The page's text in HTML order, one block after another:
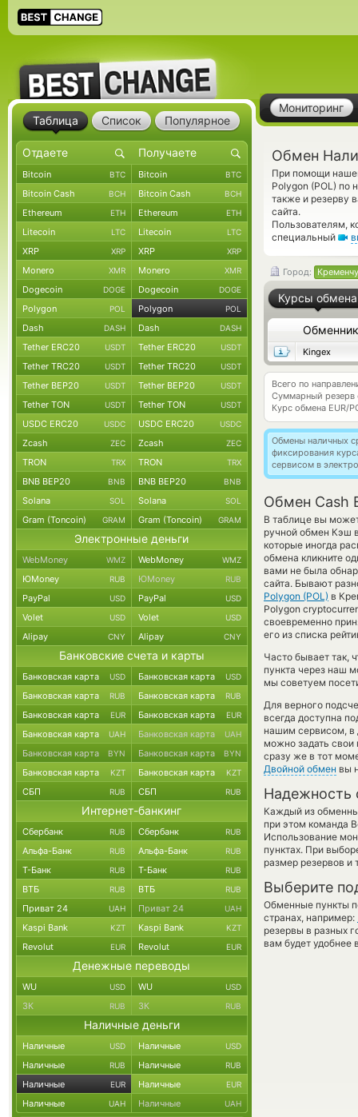
Мониторинг
Обмен
При помощи
Polygon (POL) по
также и резерву
сайта.
Пользователям,
специальный
Город:
Курсы обмена
Обменник
Kingex
Всего по
Суммарный резерв
Курс обмена EUR/
Обмены наличных
фиксирования
сервисом в
Обмен Cash
В таблице вы
ручной обмен Кэш
которые иногда
обмена кликните
вами не была
сайта. Бывают
Polygon (POL) в
Polygon
своевременно
его из списка
Часто бывает так,
пункта через наш
мы советуем
Для верного
всегда доступна
нашим сервисом, в
можно задать
сразу же в тот
Двойной обмен вы
Надежность
Каждый из
при этом команда
Использование
пунктах. При
размер резервов и
Выберите
Обменные пункты
странах, например:
резервы в разных
вам будет удобнее
Таблица Список Популярное
Bitcoin BTC Bitcoin BTC
Bitcoin Cash BCH Bitcoin Cash BCH
Ethereum ETH Ethereum ETH
Litecoin LTC Litecoin LTC
XRP XRP XRP XRP
Monero XMR Monero XMR
Dogecoin DOGE Dogecoin DOGE
Polygon POL Polygon POL
Dash DASH Dash DASH
Tether ERC20 USDT Tether ERC20 USDT
Tether TRC20 USDT Tether TRC20 USDT
Tether BEP20 USDT Tether BEP20 USDT
Tether TON USDT Tether TON USDT
USDC ERC20 USDC USDC ERC20 USDC
Zcash ZEC Zcash ZEC
TRON TRX TRON TRX
BNB BEP20 BNB BNB BEP20 BNB
Solana SOL Solana SOL
Gram (Toncoin) GRAM Gram (Toncoin) GRAM
Электронные деньги
WebMoney WMZ WebMoney WMZ
ЮMoney RUB ЮMoney RUB
PayPal USD PayPal USD
Volet USD Volet USD
Alipay CNY Alipay CNY
Банковские счета и карты
Банковская карта USD Банковская карта USD
Банковская карта RUB Банковская карта RUB
Банковская карта EUR Банковская карта EUR
Банковская карта UAH Банковская карта UAH
Банковская карта BYN Банковская карта BYN
Банковская карта KZT Банковская карта KZT
СБП RUB СБП RUB
Интернет-банкинг
Сбербанк RUB Сбербанк RUB
Альфа-Банк RUB Альфа-Банк RUB
Т-Банк RUB Т-Банк RUB
ВТБ RUB ВТБ RUB
Приват 24 UAH Приват 24 UAH
Kaspi Bank KZT Kaspi Bank KZT
Revolut EUR Revolut EUR
Денежные переводы
WU USD WU USD
ЗК RUB ЗК RUB
Наличные деньги
Наличные USD Наличные USD
Наличные RUB Наличные RUB
Наличные EUR Наличные EUR
Наличные UAH Наличные UAH